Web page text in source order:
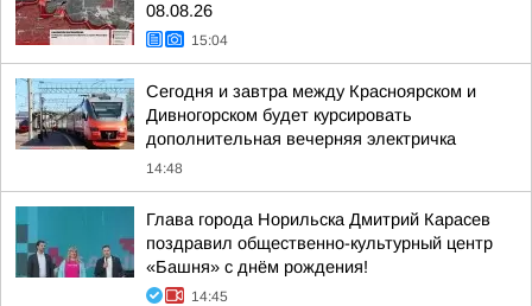
08.08.26
15:04
Сегодня и завтра между Красноярском и
Дивногорском будет курсировать
дополнительная вечерняя электричка
14:48
Глава города Норильска Дмитрий Карасев
поздравил общественно-культурный центр
«Башня» с днём рождения!
14:45